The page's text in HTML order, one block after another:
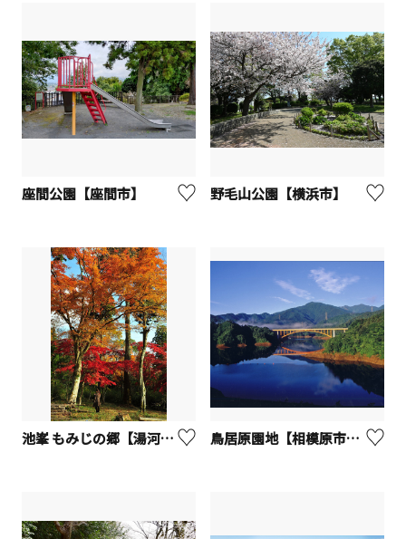
座間公園【座間市】 野毛山公園【横浜市】
池峯 もみじの郷【湯河原町】 鳥居原園地【相模原市緑区】